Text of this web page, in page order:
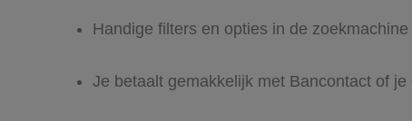
Handige filters en opties in de zoekmachine
Je betaalt gemakkelijk met Bancontact of je